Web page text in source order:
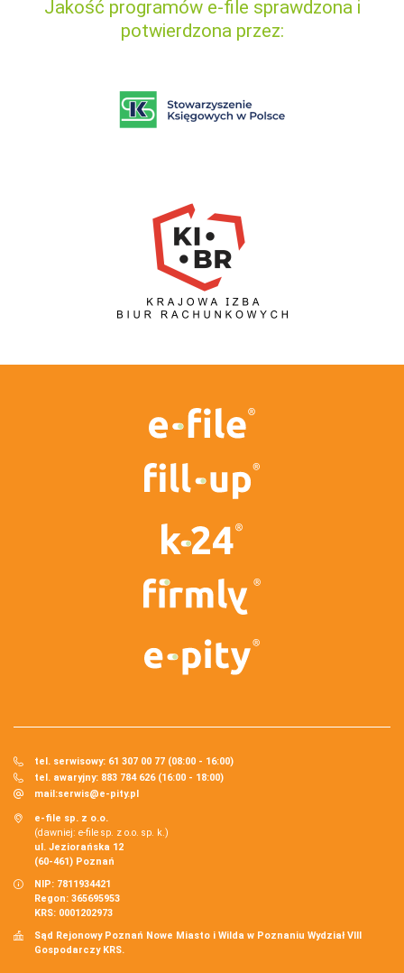
Jakość programów e-file sprawdzona i
potwierdzona przez:
tel. serwisowy: 61 307 00 77 (08:00 - 16:00)
tel. awaryjny: 883 784 626 (16:00 - 18:00)
mail:serwis@e-pity.pl
e-file sp. z o.o.
(dawniej: e-file sp. z o.o. sp. k.)
ul. Jeziorańska 12
(60-461) Poznań
NIP: 7811934421
Regon: 365695953
KRS: 0001202973
Sąd Rejonowy Poznań Nowe Miasto i Wilda w Poznaniu Wydział VIII
Gospodarczy KRS.